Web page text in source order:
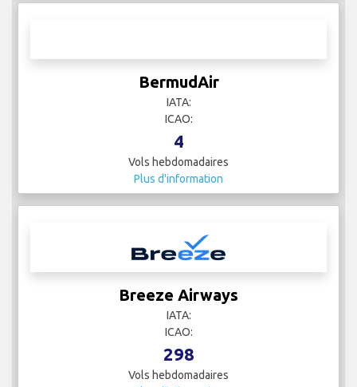
BermudAir
IATA:
ICAO:
4
Vols hebdomadaires
Breeze Airways
IATA:
ICAO: